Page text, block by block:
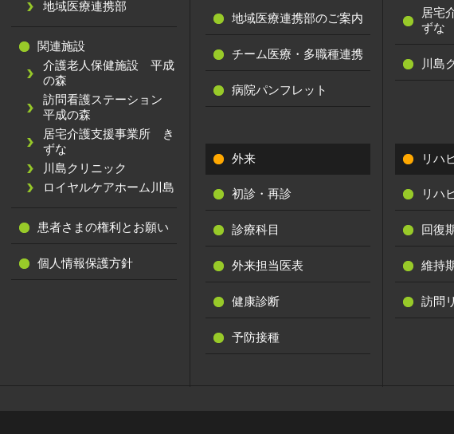
地域医療連携部
関連施設
介護老人保健施設 平成
の森
訪問看護ステーション
平成の森
居宅介護支援事業所 き
ずな
川島クリニック
ロイヤルケアホーム川島
患者さまの権利とお願い
個人情報保護方針
地域医療連携部のご案内
チーム医療・多職種連携
病院パンフレット
居宅
ずな
川島
外来
初診・再診
診療科目
外来担当医表
健康診断
予防接種
リハ
リハ
回復
維持
訪問